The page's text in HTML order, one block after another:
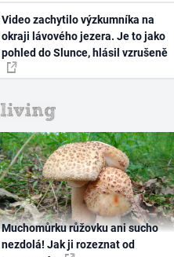
Video zachytilo výzkumníka na
okraji lávového jezera. Je to jako
pohled do Slunce, hlásil vzrušeně
Muchomůrku růžovku ani sucho
nezdolá! Jak ji rozeznat od